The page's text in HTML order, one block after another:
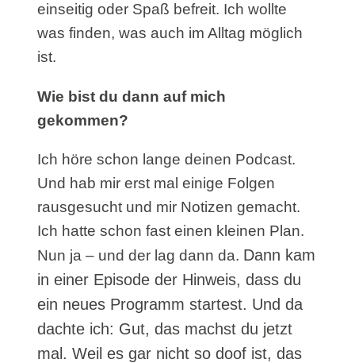
einseitig oder Spaß befreit. Ich wollte
was finden, was auch im Alltag möglich
ist.
Wie bist du dann auf mich
gekommen?
Ich höre schon lange deinen Podcast.
Und hab mir erst mal einige Folgen
rausgesucht und mir Notizen gemacht.
Ich hatte schon fast einen kleinen Plan.
Nun ja – und der lag dann da. Dann kam
in einer Episode der Hinweis, dass du
ein neues Programm startest. Und da
dachte ich: Gut, das machst du jetzt
mal. Weil es gar nicht so doof ist, das